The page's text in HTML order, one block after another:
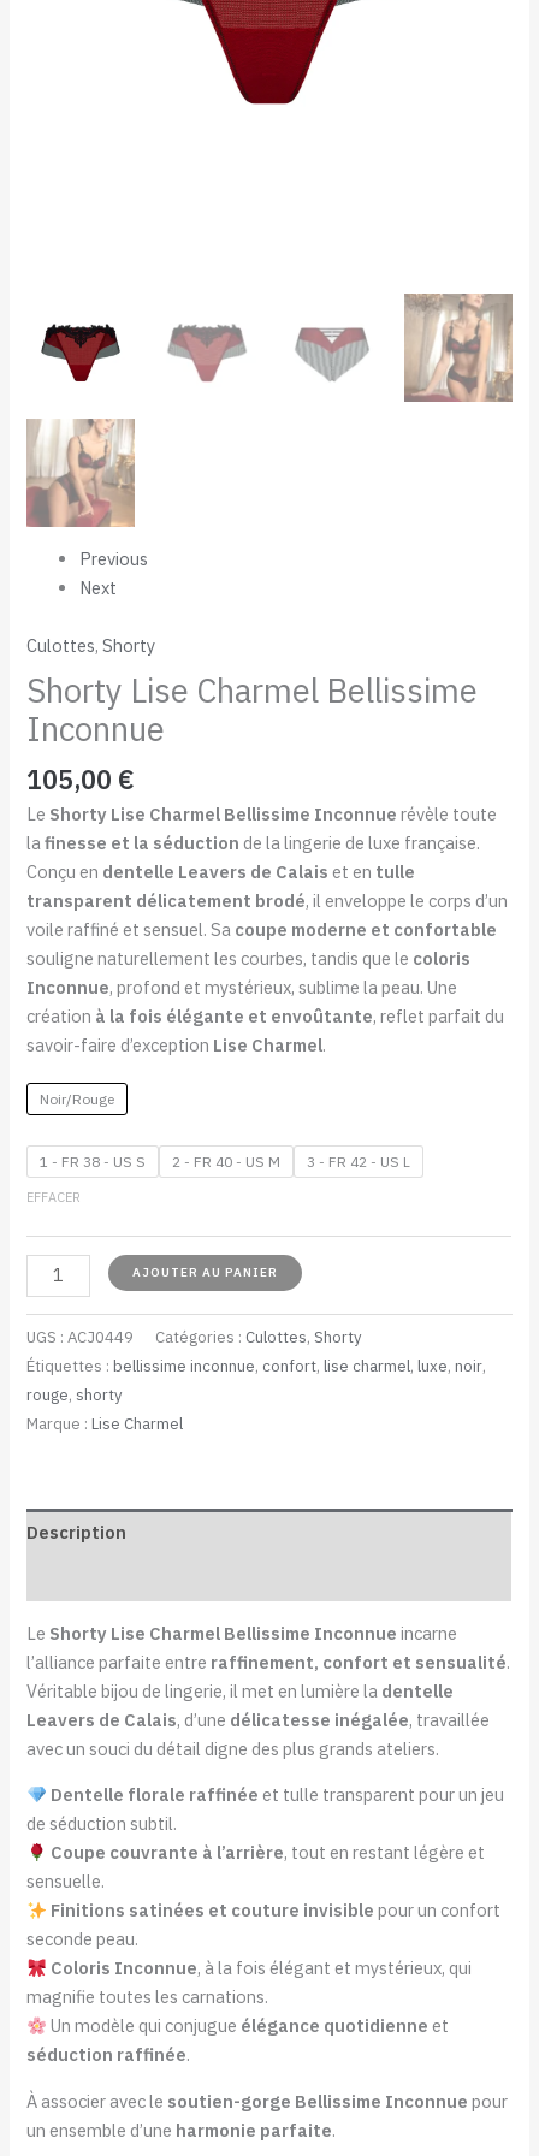
Previous
Next
Culottes,Shorty
Shorty Lise Charmel Bellissime
Inconnue
105,00 €
Le Shorty Lise Charmel Bellissime Inconnue révèle toute
lafinesse et la séduction de la lingerie de luxe française.
Conçu en dentelle Leavers de Calais et en tulle
transparent délicatement brodé, il enveloppe le corps d’un
voile raffiné et sensuel. Sa coupe moderne et confortable
souligne naturellement les courbes, tandis que le coloris
Inconnue, profond et mystérieux, sublime la peau. Une
création à la fois élégante et envoûtante, reflet parfait du
savoir-faire d’exception Lise Charmel.
Noir/Rouge
1 - FR 38 - US S 2 - FR 40 - US M 3 - FR 42 - US L
EFFACER
AJOUTER AU PANIER
UGS :ACJ0449 Catégories : Culottes,Shorty
Étiquettes :bellissime inconnue, confort,lise charmel,luxe,noir,
rouge, shorty
Marque :Lise Charmel
Description
Le Shorty Lise Charmel Bellissime Inconnue incarne
l’alliance parfaite entre raffinement, confort et sensualité.
Véritable bijou de lingerie, il met en lumière la dentelle
Leavers de Calais, d’une délicatesse inégalée, travaillée
avec un souci du détail digne des plus grands ateliers.
Dentelle florale raffinée et tulle transparent pour un jeu
de séduction subtil.
Coupe couvrante à l’arrière, tout en restant légère et
sensuelle.
Finitions satinées et couture invisible pour un confort
seconde peau.
Coloris Inconnue, à la fois élégant et mystérieux, qui
magnifie toutes les carnations.
Un modèle qui conjugue élégance quotidienne et
séduction raffinée.
À associer avec le soutien-gorge Bellissime Inconnue pour
un ensemble d’une harmonie parfaite.